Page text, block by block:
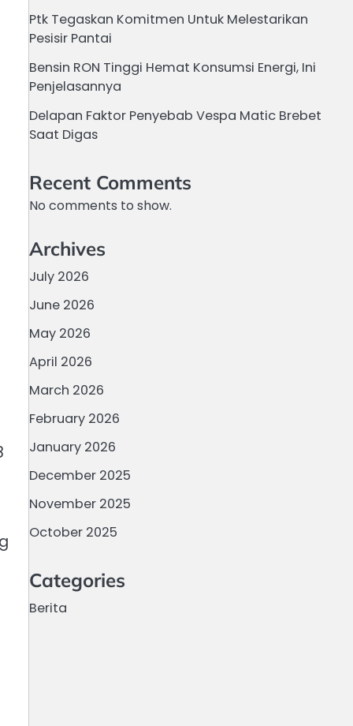
Ptk Tegaskan Komitmen Untuk Melestarikan
Pesisir Pantai
Bensin RON Tinggi Hemat Konsumsi Energi, Ini
Penjelasannya
Delapan Faktor Penyebab Vespa Matic Brebet
Saat Digas
Recent Comments
No comments to show.
Archives
July 2026
June 2026
May 2026
April 2026
March 2026
February 2026
January 2026
December 2025
November 2025
October 2025
Categories
Berita